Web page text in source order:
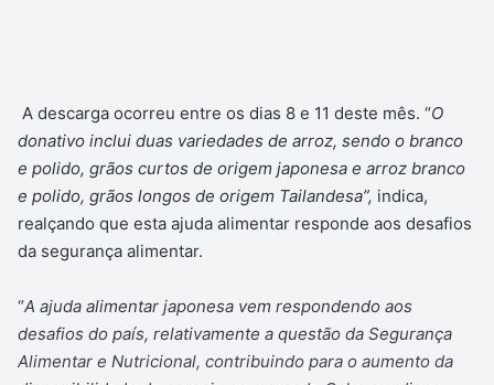
A descarga ocorreu entre os dias 8 e 11 deste mês. “O
donativo inclui duas variedades de arroz, sendo o branco
e polido, grãos curtos de origem japonesa e arroz branco
e polido, grãos longos de origem Tailandesa”, indica,
realçando que esta ajuda alimentar responde aos desafios
da segurança alimentar.
“A ajuda alimentar japonesa vem respondendo aos
desafios do país, relativamente a questão da Segurança
Alimentar e Nutricional, contribuindo para o aumento da